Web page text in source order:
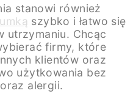
stanowi również
szybko i łatwo się
utrzymaniu. Chcąc
firmy, które
klientów oraz
użytkowania bez
alergii.